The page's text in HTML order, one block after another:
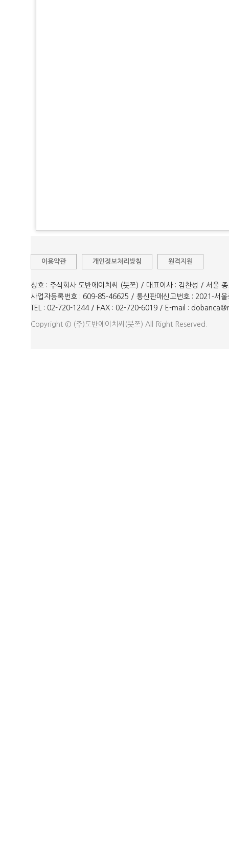
이용약관 개인정보처리방침 원격지원
상호 : 주식회사 도반에이치씨 (붓쯔) / 대표이사 : 김찬성 / 서울
사업자등록번호 : 609-85-46625 / 통신판매신고번호 : 2021-서
TEL : 02-720-1244 / FAX : 02-720-6019 / E-mail :
Copyright © (주)도반에이치씨(붓쯔) All Right Reserved.